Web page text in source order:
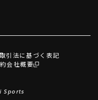
引法に基づく表記
会社概要
Sports